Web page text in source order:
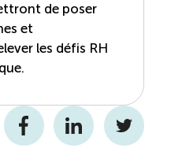
de poser
et
les défis RH
FacebookLinkedInTwitter